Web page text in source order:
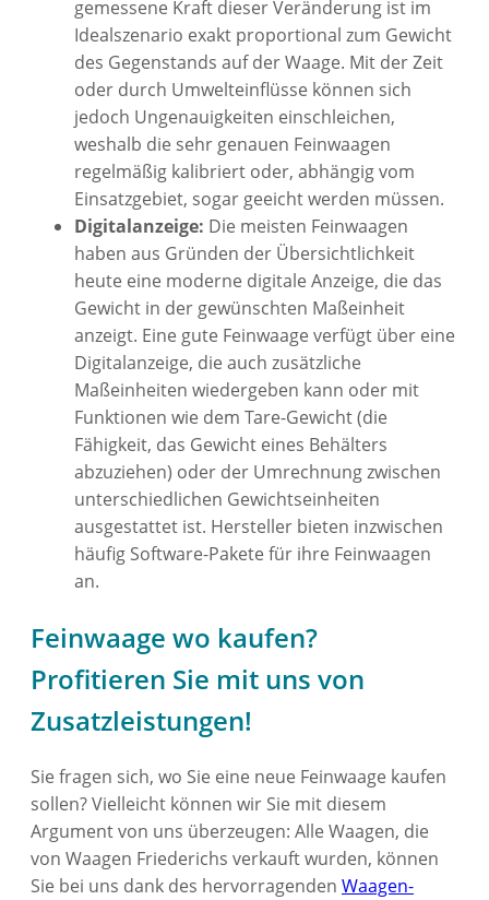
gemessene Kraft dieser Veränderung ist im
Idealszenario exakt proportional zum Gewicht
des Gegenstands auf der Waage. Mit der Zeit
oder durch Umwelteinflüsse können sich
jedoch Ungenauigkeiten einschleichen,
weshalb die sehr genauen Feinwaagen
regelmäßig kalibriert oder, abhängig vom
Einsatzgebiet, sogar geeicht werden müssen.
Digitalanzeige: Die meisten Feinwaagen
haben aus Gründen der Übersichtlichkeit
heute eine moderne digitale Anzeige, die das
Gewicht in der gewünschten Maßeinheit
anzeigt. Eine gute Feinwaage verfügt über eine
Digitalanzeige, die auch zusätzliche
Maßeinheiten wiedergeben kann oder mit
Funktionen wie dem Tare-Gewicht (die
Fähigkeit, das Gewicht eines Behälters
abzuziehen) oder der Umrechnung zwischen
unterschiedlichen Gewichtseinheiten
ausgestattet ist. Hersteller bieten inzwischen
häufig Software-Pakete für ihre Feinwaagen
an.
Feinwaage wo kaufen?
Profitieren Sie mit uns von
Zusatzleistungen!
Sie fragen sich, wo Sie eine neue Feinwaage kaufen
sollen? Vielleicht können wir Sie mit diesem
Argument von uns überzeugen: Alle Waagen, die
von Waagen Friederichs verkauft wurden, können
Sie bei uns dank des hervorragenden Waagen-